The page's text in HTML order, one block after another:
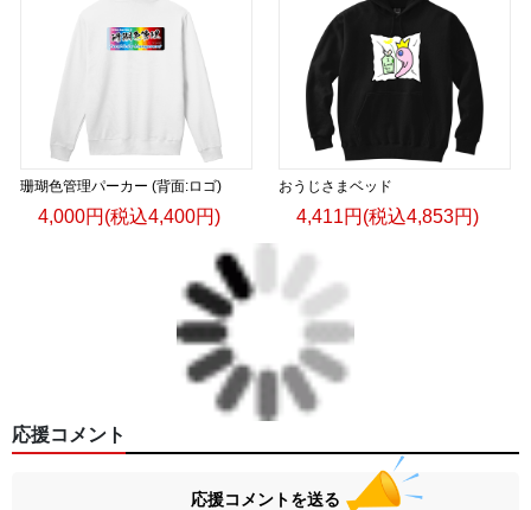
珊瑚色管理パーカー (背面:ロゴ)
4,000円(税込4,400円)
おうじさまベッド
4,411円(税込4,853円)
応援コメント
応援コメントを送る